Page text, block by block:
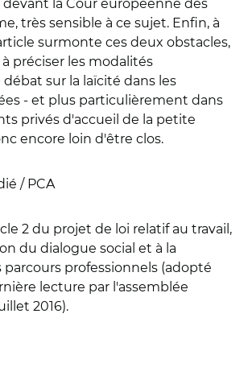
devant la Cour européenne des
très sensible à ce sujet. Enfin, à
surmonte ces deux obstacles,
préciser les modalités
sur la laïcité dans les
- et plus particulièrement dans
privés d'accueil de la petite
encore loin d'être clos.
/ PCA
2 du projet de loi relatif au travail,
du dialogue social et à la
parcours professionnels (adopté
lecture par l'assemblée
2016).